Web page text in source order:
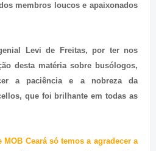
membros loucos e apaixonados
Levi de Freitas, por ter nos
desta matéria sobre busólogos,
a paciência e a nobreza da
que foi brilhante em todas as
MOB Ceará só temos a agradecer a